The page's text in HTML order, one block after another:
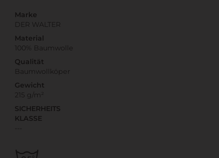
Marke
DER WALTER
Material
100% Baumwolle
Qualität
Baumwollköper
Gewicht
215 g/m²
SICHERHEITS
KLASSE